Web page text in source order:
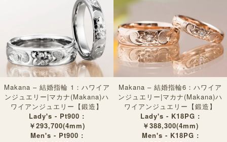
Makana – 結婚指輪 1：ハワイア
ンジュエリー|マカナ(Makana)ハ
ワイアンジュエリー【鍛造】
Lady's - Pt900 :
￥293,700(4mm)
Men's - Pt900 :
Makana – 結婚指輪6：ハワイア
ンジュエリー|マカナ(Makana)ハ
ワイアンジュエリー【鍛造】
Lady's - K18PG :
￥388,300(4mm)
Men's - K18PG :